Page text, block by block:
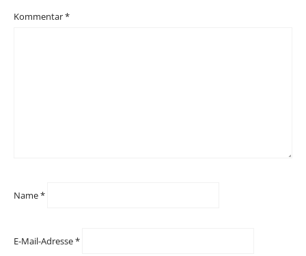
Kommentar*
Name*
E-Mail-Adresse*